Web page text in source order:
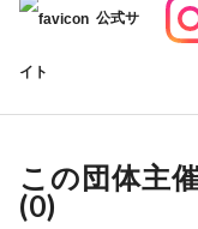
公式サ
イト
この団体主
(0)